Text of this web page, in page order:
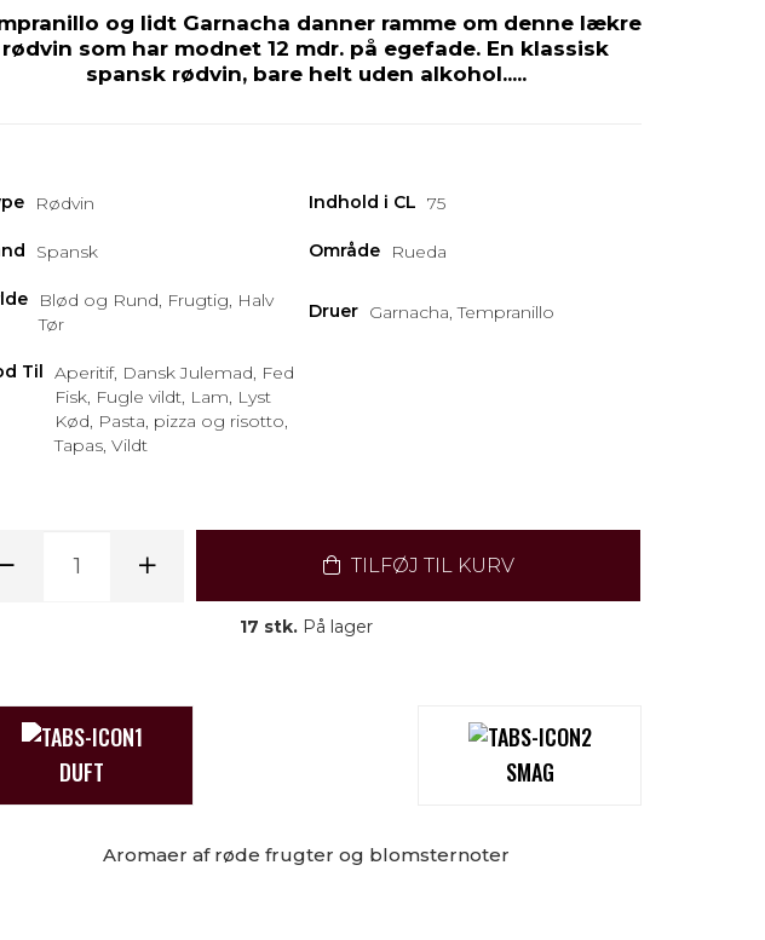
og lidt Garnacha danner ramme om denne lækre
rødvin som har modnet 12 mdr. på egefade. En klassisk
spansk rødvin, bare helt uden alkohol.....
Rødvin Indhold i CL 75
Spansk Område Rueda
Blød og Rund, Frugtig, Halv
Tør
Druer Garnacha, Tempranillo
Til Aperitif, Dansk Julemad, Fed
Fisk, Fugle vildt, Lam, Lyst
Kød, Pasta, pizza og risotto,
Tapas, Vildt
TILFØJ TIL KURV
17 stk.På lager
DUFT SMAG
Aromaer af røde frugter og blomsternoter